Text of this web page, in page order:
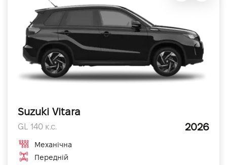
Suzuki Vitara
GL 140 к.с. 2026
Механічна
Передній